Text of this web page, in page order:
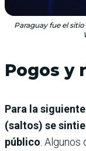
Paraguay fue el
Pogos y
Para la
(saltos) se
público .